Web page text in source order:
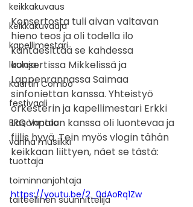
keikkakuvaus
keikkakuvaaja
kapellimestari
laulaja
Kaartin Combo
festivaali
BRQ Vantaa
vanha musiikki
tuottaja
toiminnanjohtaja
taiteellinen suunnittelija
Konsertosta tuli aivan valtavan
hieno teos ja oli todella ilo
kantaesittää se kahdessa
konsertissa Mikkelissä ja
Lappenrannassa Saimaa
sinfoniettan kanssa. Yhteistyö
orkesterin ja kapellimestari Erkki
Lasonpalon kanssa oli luontevaa ja
fiilis hyvä. Tein myös vlogin tähän
keikkaan liittyen, näet se tästä:
https://youtu.be/2_0dAoRq1Zw